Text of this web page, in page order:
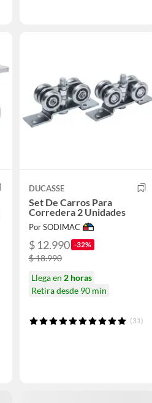
DUCASSE
Set De Carros Para
Corredera 2 Unidades
Por SODIMAC
$ 12.990 -32%
$ 18.990
Llega en 2 horas
Retira desde 90 min
(31)